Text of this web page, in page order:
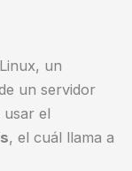
un
un servidor
usar el
, el cuál llama a